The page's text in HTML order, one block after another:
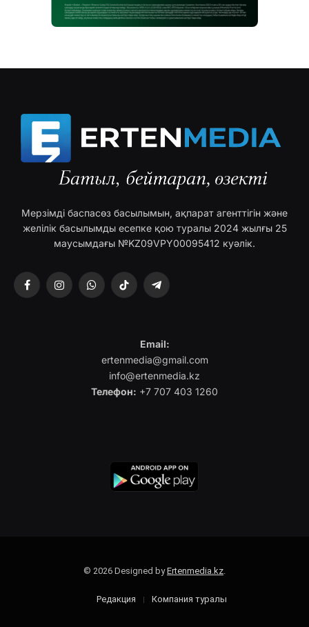
Мерзімді баспасөз басылымын, ақпарат агенттігін және
желілік басылымды есепке қою туралы 2024 жылғы 25
маусымдағы №KZ09VPY00095412 куәлік.
FacebookInstagramWhatsAppTikTok Telegram
Email:
ertenmedia@gmail.com
info@ertenmedia.kz
Телефон: +7 707 403 1260
© 2026 Designed byErtenmedia.kz.
Редакция Компания туралы